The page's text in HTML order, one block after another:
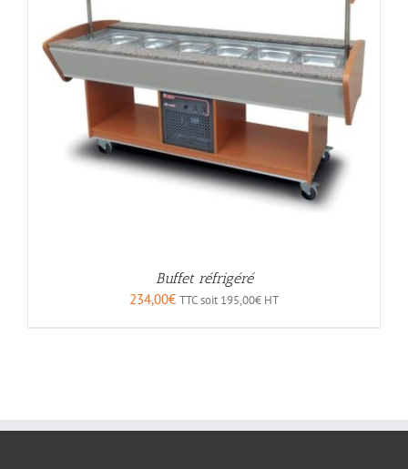
Buffet réfrigéré
234,00€ TTC soit 195,00€ HT